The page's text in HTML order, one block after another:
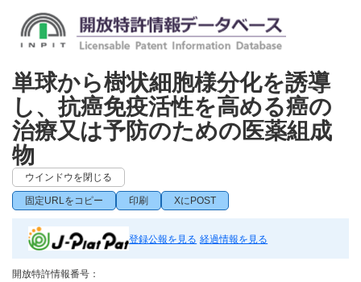
単球から樹状細胞様分化を誘導
し、抗癌免疫活性を高める癌の
治療又は予防のための医薬組成
物
ウインドウを閉じる
固定URLをコピー 印刷 XにPOST
登録公報を見る 経過情報を見る
開放特許情報番号：